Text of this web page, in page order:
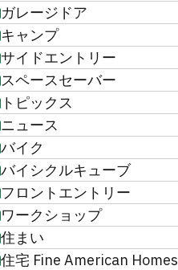
ガレージドア
キャンプ
サイドエントリー
スペースセーバー
トピックス
ニュース
バイク
バイシクルキューブ
フロントエントリー
ワークショップ
住まい
住宅 Fine American Homes